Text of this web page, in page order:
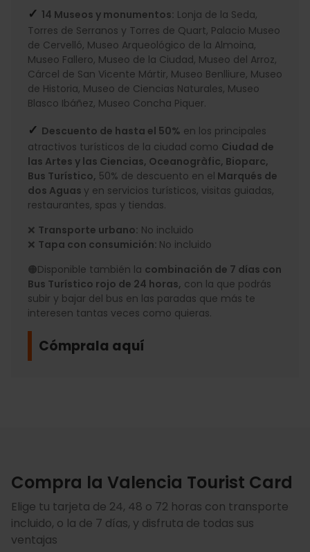
✓ 14 Museos y monumentos: Lonja de la Seda,
Torres de Serranos y Torres de Quart, Palacio Museo
de Cervelló, Museo Arqueológico de la Almoina,
Museo Fallero, Museo de la Ciudad, Museo del Arroz,
Cárcel de San Vicente Mártir, Museo Benlliure, Museo
de Historia, Museo de Ciencias Naturales, Museo
Blasco Ibáñez, Museo Concha Piquer.
✓ Descuento de hasta el 50% en los principales
atractivos turísticos de la ciudad como Ciudad de
las Artes y las Ciencias, Oceanogràfic, Bioparc,
Bus Turístico, 50% de descuento en el Marqués de
dos Aguas y en servicios turísticos, visitas guiadas,
restaurantes, spas y tiendas.
❌ Transporte urbano: No incluido
❌ Tapa con consumición: No incluido
🟠Disponible también la combinación de 7 días con
Bus Turístico rojo de 24 horas, con la que podrás
subir y bajar del bus en las paradas que más te
interesen tantas veces como quieras.
Cómprala aquí
Compra la Valencia Tourist Card
Elige tu tarjeta de 24, 48 o 72 horas con transporte
incluido, o la de 7 días, y disfruta de todas sus
ventajas